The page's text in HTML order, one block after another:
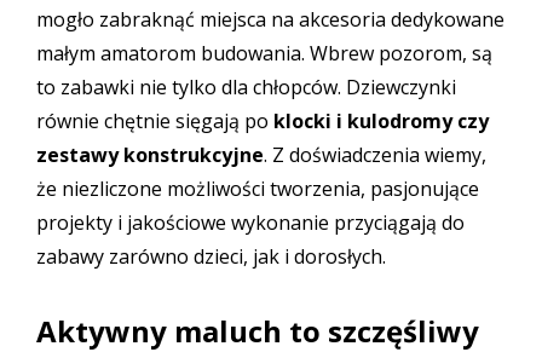
mogło zabraknąć miejsca na akcesoria dedykowane
małym amatorom budowania. Wbrew pozorom, są
to zabawki nie tylko dla chłopców. Dziewczynki
równie chętnie sięgają po klocki i kulodromyczy
zestawy konstrukcyjne. Z doświadczenia wiemy,
że niezliczone możliwości tworzenia, pasjonujące
projekty i jakościowe wykonanie przyciągają do
zabawy zarówno dzieci, jak i dorosłych.
Aktywny maluch to szczęśliwy